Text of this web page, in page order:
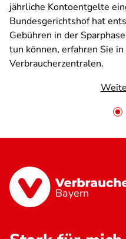
jährliche Kontoentgelte
Bundesgerichtshof hat
Gebühren in der
tun können, erfahren Sie
Verbraucherzentralen.
Bayern